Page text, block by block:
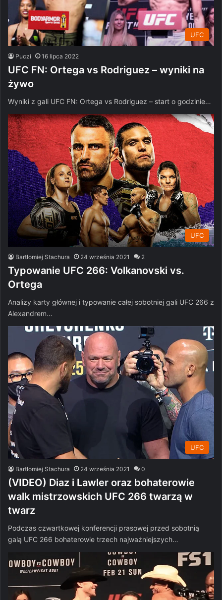
UFC
Puczi 16 lipca 2022
UFC FN: Ortega vs Rodriguez – wyniki na
żywo
Wyniki z gali UFC FN: Ortega vs Rodriguez – start o godzinie…
UFC
Bartłomiej Stachura 24 września 2021 2
Typowanie UFC 266: Volkanovski vs.
Ortega
Analizy karty głównej i typowanie całej sobotniej gali UFC 266 z
Alexandrem…
UFC
Bartłomiej Stachura 24 września 2021 0
(VIDEO) Diaz i Lawler oraz bohaterowie
walk mistrzowskich UFC 266 twarzą w
twarz
Podczas czwartkowej konferencji prasowej przed sobotnią
galą UFC 266 bohaterowie trzech najważniejszych…